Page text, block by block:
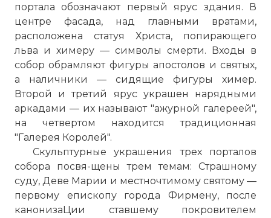
портала обозначают первый ярус здания. В
центре фасада, над главными вратами,
расположена статуя Христа, попирающего
льва и химеру — символы смерти. Входы в
собор обрамляют фигуры апостолов и святых,
а наличники — сидящие фигуры химер.
Второй и третий ярус украшен нарядными
аркадами — их называют "ажурной галереей",
на четвертом находится традиционная
"Галерея Королей".
Скульптурные украшения трех порталов
собора посвя-щены трем темам: Страшному
суду, Деве Марии и местночтимому святому —
первому епископу города Фирмену, после
канонизаЦии ставшему покровителем